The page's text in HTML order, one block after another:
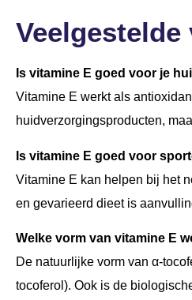
Is vitamine E goed voor je
Vitamine E werkt als
huidverzorgingsproducten,
Is vitamine E goed voor
Vitamine E kan helpen bij het
en gevarieerd dieet is
Welke vorm van vitamine E
De natuurlijke vorm van α-
tocoferol). Ook is de